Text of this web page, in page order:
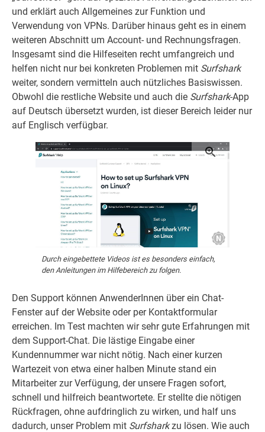
und erklärt auch Allgemeines zur Funktion und
Verwendung von VPNs. Darüber hinaus geht es in einem
weiteren Abschnitt um Account- und Rechnungsfragen.
Insgesamt sind die Hilfeseiten recht umfangreich und
helfen nicht nur bei konkreten Problemen mit Surfshark
weiter, sondern vermitteln auch nützliches Basiswissen.
Obwohl die restliche Website und auch die Surfshark-App
auf Deutsch übersetzt wurden, ist dieser Bereich leider nur
auf Englisch verfügbar.
Durch eingebettete Videos ist es besonders einfach,
den Anleitungen im Hilfebereich zu folgen.
Den Support können AnwenderInnen über ein Chat-
Fenster auf der Website oder per Kontaktformular
erreichen. Im Test machten wir sehr gute Erfahrungen mit
dem Support-Chat. Die lästige Eingabe einer
Kundennummer war nicht nötig. Nach einer kurzen
Wartezeit von etwa einer halben Minute stand ein
Mitarbeiter zur Verfügung, der unsere Fragen sofort,
schnell und hilfreich beantwortete. Er stellte die nötigen
Rückfragen, ohne aufdringlich zu wirken, und half uns
dadurch, unser Problem mit Surfsharkzu lösen. Wie auch